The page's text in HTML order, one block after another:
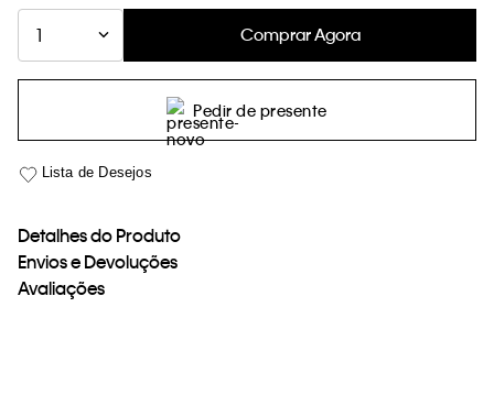
1 Comprar Agora
Pedir de presente
Detalhes do Produto
Envios e Devoluções
Avaliações